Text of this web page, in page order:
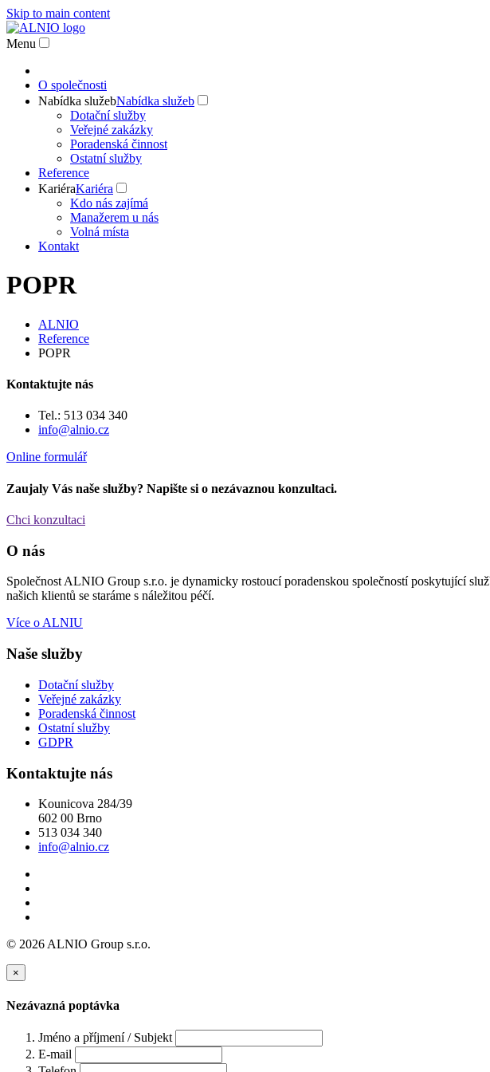
Skip to main content
Menu
O společnosti
Nabídka služebNabídka služeb
Dotační služby
Veřejné zakázky
Poradenská činnost
Ostatní služby
Reference
KariéraKariéra
Kdo nás zajímá
Manažerem u nás
Volná místa
Kontakt
POPR
ALNIO
Reference
POPR
Kontaktujte nás
Tel.: 513 034 340
info@alnio.cz
Online formulář
Zaujaly Vás naše služby? Napište si o nezávaznou konzultaci.
Chci konzultaci
O nás
Společnost ALNIO Group s.r.o. je dynamicky rostoucí poradenskou společností poskytující
našich klientů se staráme s náležitou péčí.
Více o ALNIU
Naše služby
Dotační služby
Veřejné zakázky
Poradenská činnost
Ostatní služby
GDPR
Kontaktujte nás
Kounicova 284/39
602 00 Brno
513 034 340
info@alnio.cz
© 2026 ALNIO Group s.r.o.
×
Nezávazná poptávka
Jméno a příjmení / Subjekt
E-mail